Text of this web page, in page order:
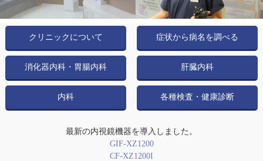
クリニックについて 症状から病名を調べる
消化器内科・胃腸内科 肝臓内科
内科 各種検査・健康診断
最新の内視鏡機器を導入しました。
GIF-XZ1200
CF-XZ1200I